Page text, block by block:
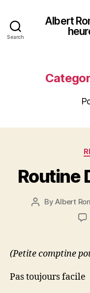
Search
Albert
Routine
PostByAlbert
(Petite comptine
Pas toujours facile